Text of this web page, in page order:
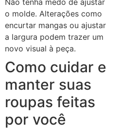
Não tenha medo de ajustar
o molde. Alterações como
encurtar mangas ou ajustar
a largura podem trazer um
novo visual à peça.
Como cuidar e
manter suas
roupas feitas
por você